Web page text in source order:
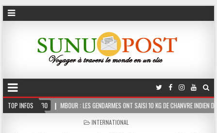
TOP INFOS
: LES GENDARMES ONT SAISI 10 KG DE CHANVRE INDIEN DISSIMULÉS DANS LE COFFRE
POSTED
INTERNATIONAL